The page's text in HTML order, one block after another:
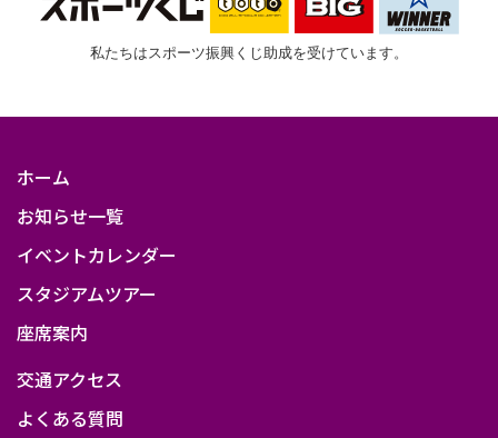
私たちはスポーツ振興くじ助成を受けています。
ホーム
お知らせ一覧
イベントカレンダー
スタジアムツアー
座席案内
交通アクセス
よくある質問